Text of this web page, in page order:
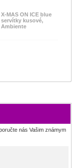
X-MAS ON ICE blue
servítky kusové,
Ambiente
nás Vašim známym